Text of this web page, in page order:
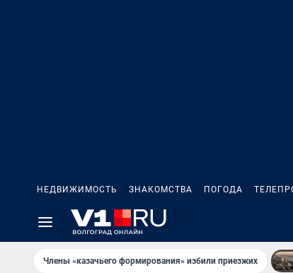
НЕДВИЖИМОСТЬ ЗНАКОМСТВА ПОГОДА
Члены «казачьего формирования» избили приезжих